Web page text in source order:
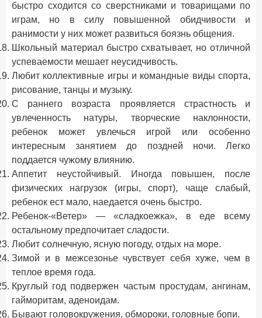
быстро сходится со сверстниками и товарищами по
играм, но в силу повышенной обидчивости и
ранимости у них может развиться боязнь общения.
Школьный материал быстро схватывает, но отличной
успеваемости мешает неусидчивость.
Любит коллективные игры и командные виды спорта,
рисование, танцы и музыку.
С раннего возраста проявляется страстность и
увлеченность натуры, творческие наклонности,
ребенок может увлечься игрой или особенно
интересным занятием до поздней ночи. Легко
поддается чужому влиянию.
Аппетит неустойчивый. Иногда повышен, после
физических нагрузок (игры, спорт), чаще слабый,
ребенок ест мало, наедается очень быстро.
Ребенок-«Ветер» — «сладкоежка», в еде всему
остальному предпочитает сладости.
Любит солнечную, ясную погоду, отдых на море.
Зимой и в межсезонье чувствует себя хуже, чем в
теплое время года.
Круглый год подвержен частым простудам, ангинам,
гайморитам, аденоидам.
Бывают головокружения, обмороки, головные бопи.